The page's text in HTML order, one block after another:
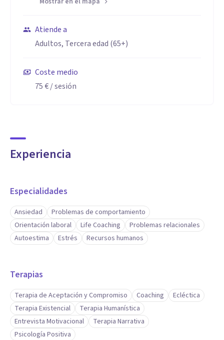
Atiende a
Adultos, Tercera edad (65+)
Coste medio
75 €/ sesión
Experiencia
Especialidades
Ansiedad
Problemas de comportamiento
Orientación laboral
Life Coaching
Problemas relacionales
Autoestima
Estrés Recursos humanos
Terapias
Terapia de Aceptación y Compromiso Coaching
Ecléctica
Terapia Existencial
Terapia Humanística
Entrevista Motivacional
Terapia Narrativa
Psicología Positiva